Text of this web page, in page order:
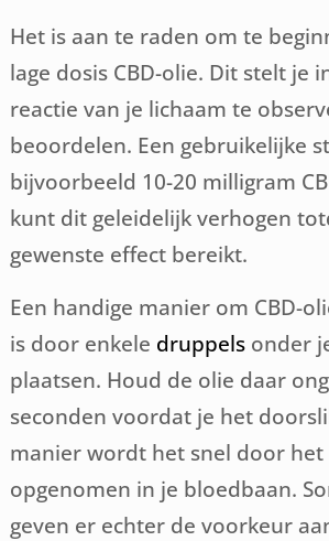
Het is aan te raden om te
lage dosis CBD-olie. Dit stelt je
reactie van je lichaam te
beoordelen. Een gebruikelijke
bijvoorbeeld 10-20 milligram
kunt dit geleidelijk verhogen
gewenste effect bereikt.
Een handige manier om CBD-
is door enkele druppels onder
plaatsen. Houd de olie daar
seconden voordat je het
manier wordt het snel door het
opgenomen in je bloedbaan.
geven er echter de voorkeur